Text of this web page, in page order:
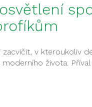
v kteroukoliv
života.